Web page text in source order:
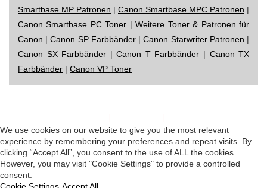
Smartbase MP Patronen | Canon Smartbase MPC Patronen |
Canon Smartbase PC Toner |Weitere Toner & Patronen für
Canon |Canon SP Farbbänder|Canon Starwriter Patronen |
Canon SX Farbbänder |Canon T Farbbänder | Canon TX
Farbbänder | Canon VP Toner
We use cookies on our website to give you the most relevant
experience by remembering your preferences and repeat visits. By
clicking “Accept All”, you consent to the use of ALL the cookies.
However, you may visit "Cookie Settings" to provide a controlled
consent.